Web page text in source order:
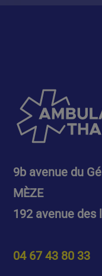
9b avenue du
MÈZE
192 avenue des
04 67 43 80 33